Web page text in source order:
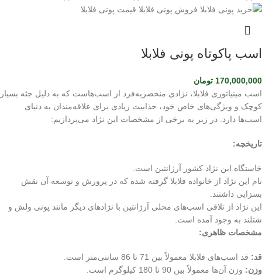
اسب پاکوتاه پونی فلابلا
170,000,000 تومان
اسب مینیاتوری فلابلا، نژادی منحصربه‌فرد از اسب‌هاست که به دلیل جثه بسیار
کوچک و ویژگی‌های خاص خود، جذابیت زیادی برای علاقه‌مندان به دنیای
اسب‌ها دارد. در زیر به برخی از مشخصات این نژاد می‌پردازیم:
تاریخچه:
خاستگاه این نژاد کشور آرژانتین است.
نام این نژاد از خانواده فلابلا گرفته شده که در پرورش و توسعه آن نقش
بسزایی داشتند.
این نژاد از تلاقی اسب‌های محلی آرژانتین با نژادهای دیگر مانند پونی ولش و
شتلند به وجود آمده است.
مشخصات ظاهری:
قد: قد اسب‌های فلابلا معمولاً بین 71 تا 86 سانتی‌متر است.
وزن: وزن آن‌ها معمولاً بین 90 تا 180 کیلوگرم است.